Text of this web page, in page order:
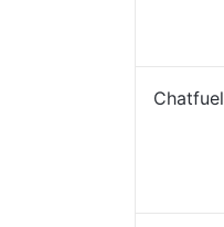
Chatfuel